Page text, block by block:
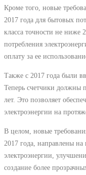
Кроме того, новые
2017 года для бытовых
класса точности не ниже
потребления
оплату за ее
Также с 2017 года были
Теперь счетчики должны
лет. Это позволяет
электроэнергии на
В целом, новые
2017 года, направлены
электроэнергии,
создание более